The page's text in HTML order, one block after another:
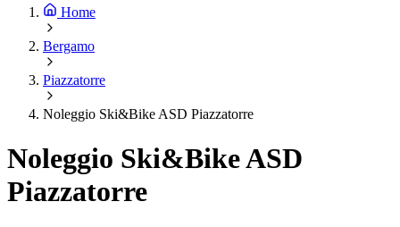
Home
Bergamo
Piazzatorre
Noleggio Ski&Bike ASD Piazzatorre
Noleggio Ski&Bike ASD
Piazzatorre